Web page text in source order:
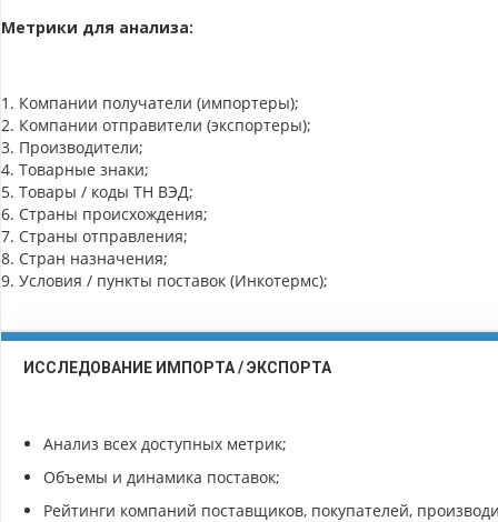
Метрики для анализа:
1. Компании получатели (импортеры);
2. Компании отправители (экспортеры);
3. Производители;
4. Товарные знаки;
5. Товары / коды ТН ВЭД;
6. Страны происхождения;
7. Страны отправления;
8. Стран назначения;
9. Условия / пункты поставок (Инкотермс);
ИССЛЕДОВАНИЕ ИМПОРТА / ЭКСПОРТА
Анализ всех доступных метрик;
Объемы и динамика поставок;
Рейтинги компаний поставщиков, покупателей,